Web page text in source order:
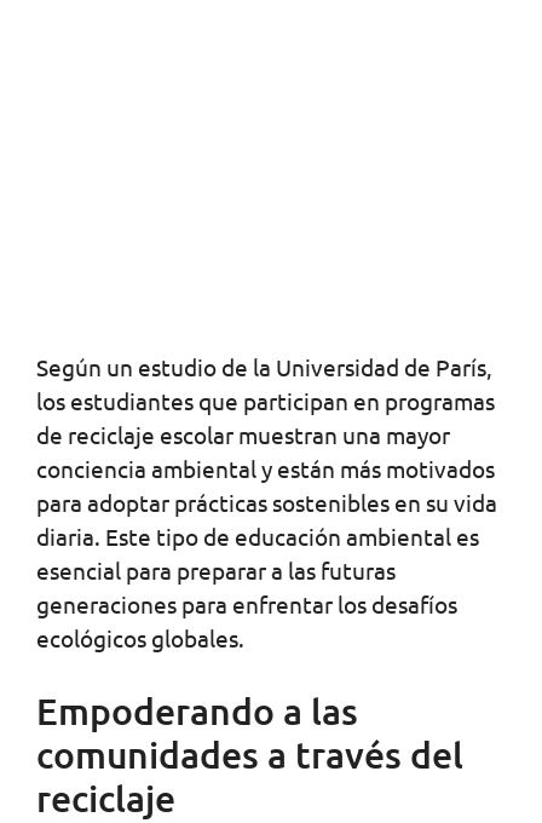
Según un estudio de la Universidad de París,
los estudiantes que participan en programas
de reciclaje escolar muestran una mayor
conciencia ambiental y están más motivados
para adoptar prácticas sostenibles en su vida
diaria. Este tipo de educación ambiental es
esencial para preparar a las futuras
generaciones para enfrentar los desafíos
ecológicos globales.
Empoderando a las
comunidades a través del
reciclaje